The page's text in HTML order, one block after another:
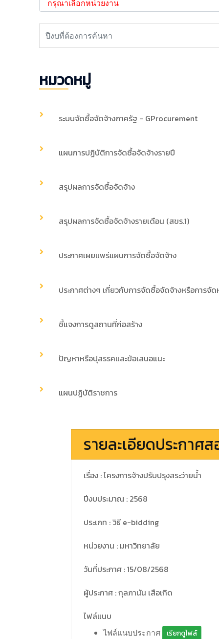
หมวดหมู่
ระบบจัดซื้อจัดจ้างภาครัฐ - GProcurement
แผนการปฏิบัติการจัดซื้อจัดจ้างรายปี
สรุปผลการจัดซื้อจัดจ้าง
สรุปผลการจัดซื้อจัดจ้างรายเดือน (สขร.1)
ประกาศเผยแพร่แผนการจัดซื้อจัดจ้าง
ประกาศต่างๆ เกี่ยวกับการจัดซื้อจัดจ้างหรือการจั
ชี้แจงการดูสถานที่ก่อสร้าง
ปัญหาหรือปุสรรคและข้อเสนอแนะ
แผนปฏิบัติราชการ
รายละเอียดประกาศ
เรื่อง : โครงการจ้างปรับปรุงสระว่ายน้ำ
ปีงบประมาณ : 2568
ประเภท : วิธี e-bidding
หน่วยงาน : มหาวิทยาลัย
วันที่ประกาศ : 15/08/2568
ผู้ประกาศ : กุลภานัน เสือเกิด
ไฟล์แนบ
ไฟล์แนบประกาศ เรียกดูไฟล์